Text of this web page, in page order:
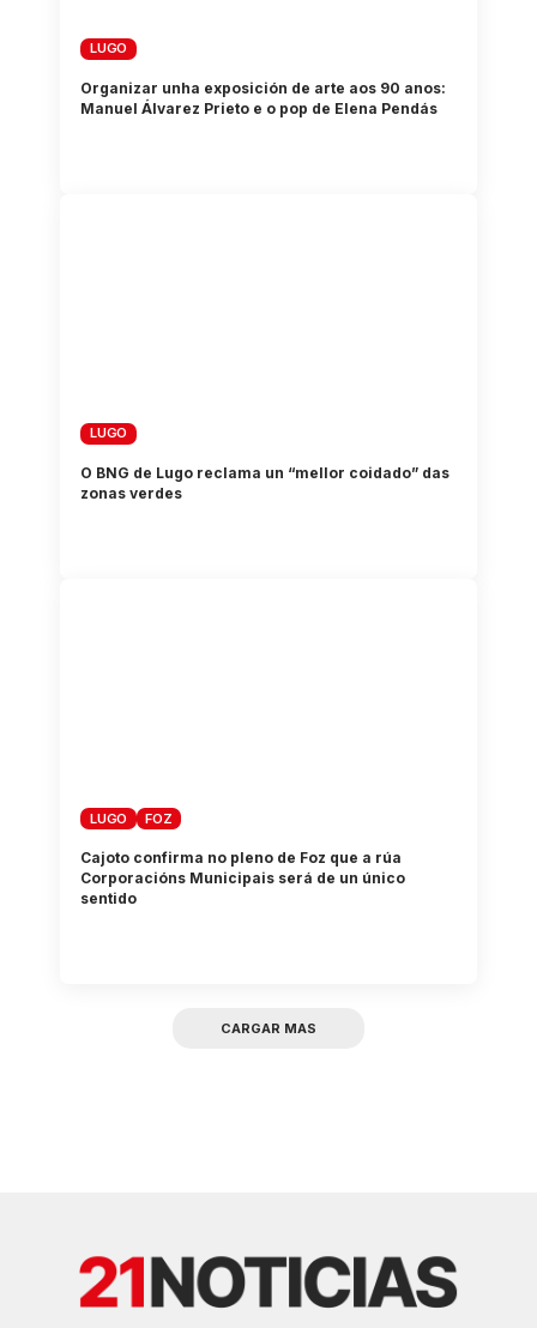
LUGO
Organizar unha exposición de arte aos 90 anos:
Manuel Álvarez Prieto e o pop de Elena Pendás
LUGO
O BNG de Lugo reclama un “mellor coidado” das
zonas verdes
LUGO FOZ
Cajoto confirma no pleno de Foz que a rúa
Corporacións Municipais será de un único
sentido
CARGAR MAS